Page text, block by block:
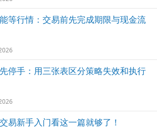
等行情：交易前先完成期限与现金流
停手：用三张表区分策略失效和执行
易新手入门看这一篇就够了！